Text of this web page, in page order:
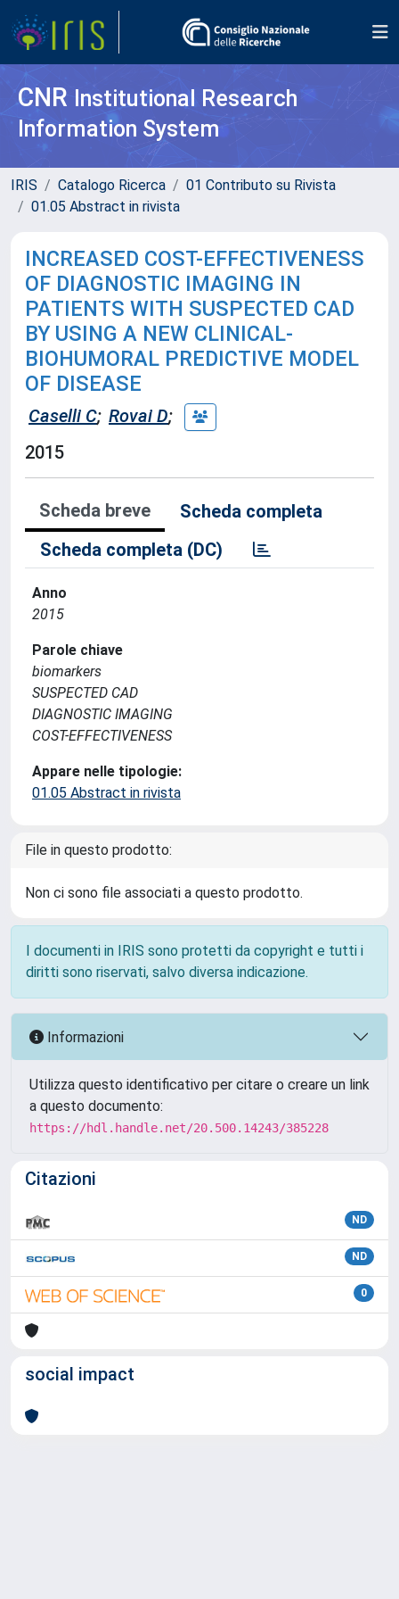
CNR Institutional Research
Information System
IRIS Catalogo Ricerca
01 Contributo su Rivista
01.05 Abstract in rivista
INCREASED COST-EFFECTIVENESS
OF DIAGNOSTIC IMAGING IN
PATIENTS WITH SUSPECTED CAD
BY USING A NEW CLINICAL-
BIOHUMORAL PREDICTIVE MODEL
OF DISEASE
Caselli C; Rovai D;
2015
Scheda breve
Scheda completa
Scheda completa (DC)
Anno
2015
Parole chiave
biomarkers
SUSPECTED CAD
DIAGNOSTIC IMAGING
COST-EFFECTIVENESS
Appare nelle tipologie:
01.05 Abstract in rivista
File in questo prodotto:
Non ci sono file associati a questo prodotto.
I documenti in IRIS sono protetti da copyright e tutti i
diritti sono riservati, salvo diversa indicazione.
Informazioni
Utilizza questo identificativo per citare o creare un link
a questo documento:
https://hdl.handle.net/20.500.14243/385228
Citazioni
ND
ND
0
social impact